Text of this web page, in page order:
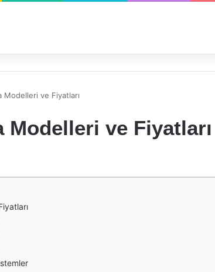
Modelleri ve Fiyatları
Modelleri ve Fiyatları